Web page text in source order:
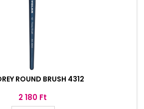
ROUND BRUSH 4312
Ár
2 180 Ft